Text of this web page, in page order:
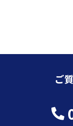
ご